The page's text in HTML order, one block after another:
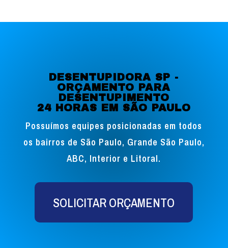
DESENTUPIDORA SP -
ORÇAMENTO PARA
DESENTUPIMENTO
24 HORAS EM SÃO PAULO
Possuímos equipes posicionadas em todos
os bairros de São Paulo, Grande São Paulo,
ABC, Interior e Litoral.
SOLICITAR ORÇAMENTO